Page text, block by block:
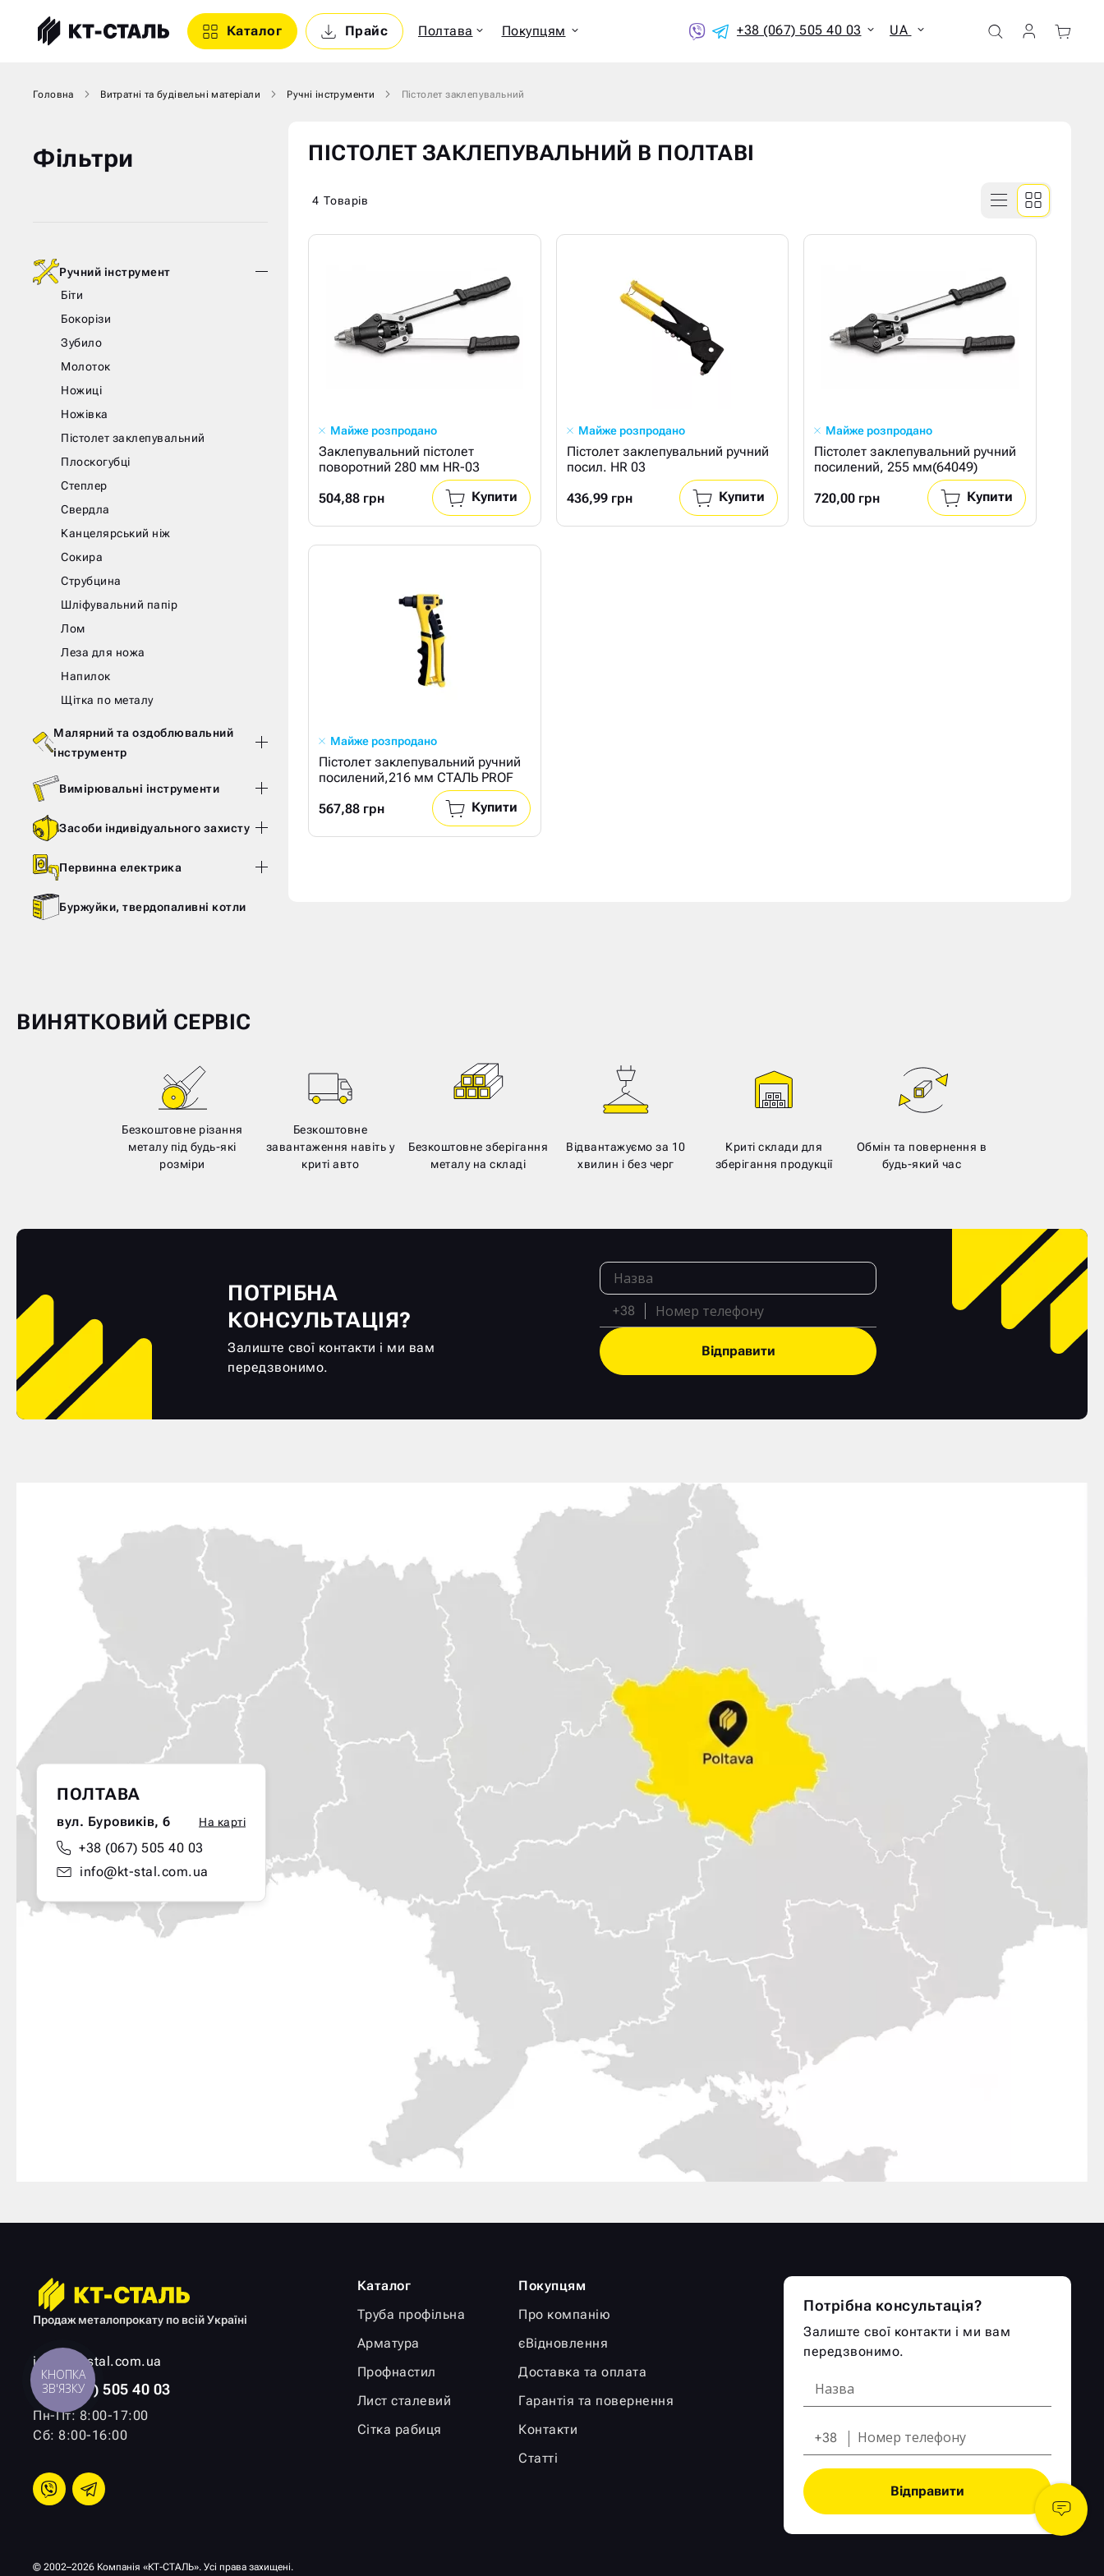
+38 (067) 505 40 03 UA
Каталог Прайс Полтава Покупцям
Головна Витратні та будівельні матеріали Ручні інструменти Пістолет заклепувальний
Фільтри ПІСТОЛЕТ ЗАКЛЕПУВАЛЬНИЙ В ПОЛТАВІ
4 Товарів
Майже розпродано
Заклепувальний пістолет
поворотний 280 мм HR-03
504,88 грн
Купити
Майже розпродано
Пістолет заклепувальний ручний
посил. HR 03
436,99 грн
Купити
Майже розпродано
Пістолет заклепувальний ручний
посилений, 255 мм(64049)
720,00 грн
Купити
Майже розпродано
Пістолет заклепувальний ручний
посилений,216 мм СТАЛЬ PROF
567,88 грн
Купити
Ручний інструмент
Біти
Бокорізи
Зубило
Молоток
Ножиці
Ножівка
Пістолет заклепувальний
Плоскогубці
Степлер
Свердла
Канцелярський ніж
Сокира
Струбцина
Шліфувальний папір
Лом
Леза для ножа
Напилок
Щітка по металу
Малярний та оздоблювальний
інструментр
Вимірювальні інструменти
Засоби індивідуального захисту
Первинна електрика
Буржуйки, твердопаливні котли
ВИНЯТКОВИЙ СЕРВІС
Безкоштовне різання
металу під будь-які
розміри
Безкоштовне
завантаження навіть у
криті авто
Безкоштовне зберігання
металу на складі
Відвантажуємо за 10
хвилин і без черг
Криті склади для
зберігання продукції
Обмін та повернення в
будь-який час
ПОТРІБНА
КОНСУЛЬТАЦІЯ?
Залиште свої контакти і ми вам
передзвонимо.
+38
Відправити
ПОЛТАВА
вул. Буровиків, 6 На карті
+38 (067) 505 40 03
info@kt-stal.com.ua
Продаж металопрокату по всій Україні
info@kt-stal.com.ua
+38 (067) 505 40 03
Пн-Пт: 8:00-17:00
Сб: 8:00-16:00
Каталог
Труба профільна
Арматура
Профнастил
Лист сталевий
Сітка рабиця
Покупцям
Про компанію
єВідновлення
Доставка та оплата
Гарантія та повернення
Контакти
Статті
Потрібна консультація?
Залиште свої контакти і ми вам
передзвонимо.
+38
Відправити
© 2002–2026 Компанія «КТ-СТАЛЬ». Усі права захищені.
КНОПКА
ЗВ'ЯЗКУ